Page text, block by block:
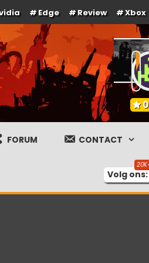
Edge Review Xbox
0
FORUM CONTACT
Volg ons: